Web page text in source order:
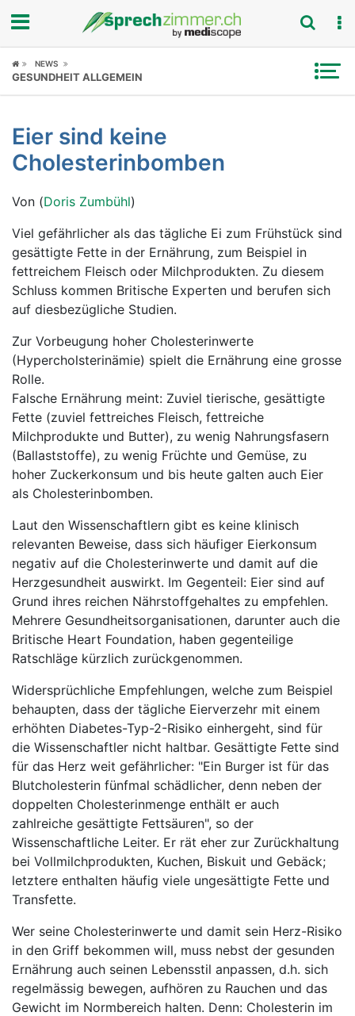
Fokus
Symptome
Ratgeber
Rubriken
NEWS
GESUNDHEIT ALLGEMEIN
Eier sind keine
Cholesterinbomben
Von (Doris Zumbühl)
Viel gefährlicher als das tägliche Ei zum Frühstück sind
gesättigte Fette in der Ernährung, zum Beispiel in
fettreichem Fleisch oder Milchprodukten. Zu diesem
Schluss kommen Britische Experten und berufen sich
auf diesbezügliche Studien.
Zur Vorbeugung hoher Cholesterinwerte
(Hypercholsterinämie) spielt die Ernährung eine grosse
Rolle.
Falsche Ernährung meint: Zuviel tierische, gesättigte
Fette (zuviel fettreiches Fleisch, fettreiche
Milchprodukte und Butter), zu wenig Nahrungsfasern
(Ballaststoffe), zu wenig Früchte und Gemüse, zu
hoher Zuckerkonsum und bis heute galten auch Eier
als Cholesterinbomben.
Laut den Wissenschaftlern gibt es keine klinisch
relevanten Beweise, dass sich häufiger Eierkonsum
negativ auf die Cholesterinwerte und damit auf die
Herzgesundheit auswirkt. Im Gegenteil: Eier sind auf
Grund ihres reichen Nährstoffgehaltes zu empfehlen.
Mehrere Gesundheitsorganisationen, darunter auch die
Britische Heart Foundation, haben gegenteilige
Ratschläge kürzlich zurückgenommen.
Widersprüchliche Empfehlungen, welche zum Beispiel
behaupten, dass der tägliche Eierverzehr mit einem
erhöhten Diabetes-Typ-2-Risiko einhergeht, sind für
die Wissenschaftler nicht haltbar. Gesättigte Fette sind
für das Herz weit gefährlicher: "Ein Burger ist für das
Blutcholesterin fünfmal schädlicher, denn neben der
doppelten Cholesterinmenge enthält er auch
zahlreiche gesättigte Fettsäuren", so der
Wissenschaftliche Leiter. Er rät eher zur Zurückhaltung
bei Vollmilchprodukten, Kuchen, Biskuit und Gebäck;
letztere enthalten häufig viele ungesättigte Fette und
Transfette.
Wer seine Cholesterinwerte und damit sein Herz-Risiko
in den Griff bekommen will, muss nebst der gesunden
Ernährung auch seinen Lebensstil anpassen, d.h. sich
regelmässig bewegen, aufhören zu Rauchen und das
Gewicht im Normbereich halten. Denn: Cholesterin im